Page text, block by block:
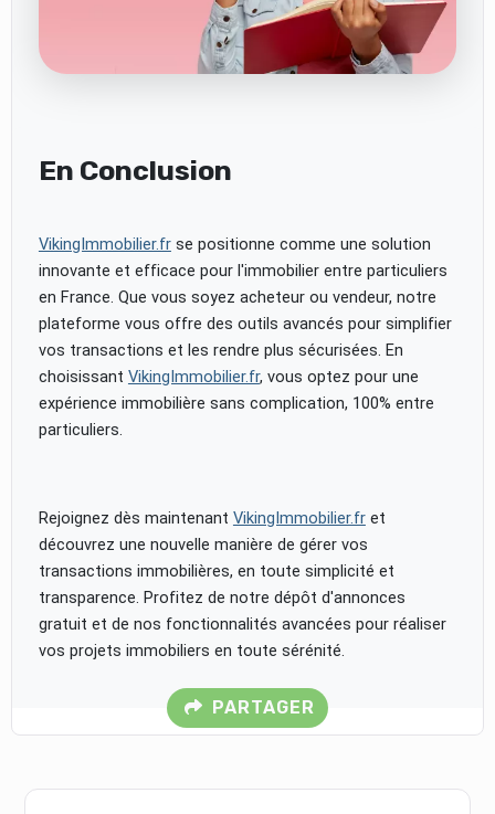
En Conclusion
VikingImmobilier.frse positionne comme une solution
innovante et efficace pour l'immobilier entre particuliers
en France. Que vous soyez acheteur ou vendeur, notre
plateforme vous offre des outils avancés pour simplifier
vos transactions et les rendre plus sécurisées. En
choisissant VikingImmobilier.fr, vous optez pour une
expérience immobilière sans complication, 100% entre
particuliers.
Rejoignez dès maintenant VikingImmobilier.fret
découvrez une nouvelle manière de gérer vos
transactions immobilières, en toute simplicité et
transparence. Profitez de notre dépôt d'annonces
gratuit et de nos fonctionnalités avancées pour réaliser
vos projets immobiliers en toute sérénité.
PARTAGER